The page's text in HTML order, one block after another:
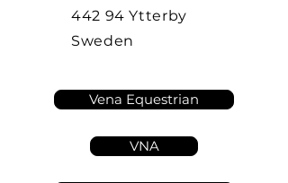
442 94 Ytterby
Sweden
Vena Equestrian
VNA